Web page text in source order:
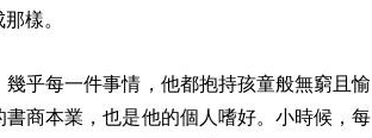
樣。
乎每一件事情，他都抱持孩童般無窮且愉
商本業，也是他的個人嗜好。小時候，每